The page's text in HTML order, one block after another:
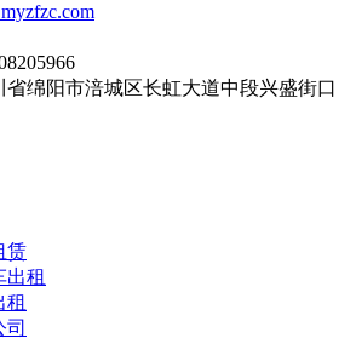
省绵阳市涪城区长虹大道中段兴盛街口
赁
出租
租